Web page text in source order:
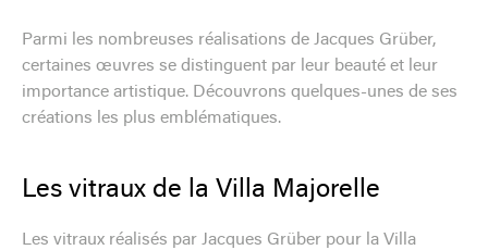
Parmi les nombreuses réalisations de Jacques Grüber,
certaines œuvres se distinguent par leur beauté et leur
importance artistique. Découvrons quelques-unes de ses
créations les plus emblématiques.
Les vitraux de la Villa Majorelle
Les vitraux réalisés par Jacques Grüber pour la Villa